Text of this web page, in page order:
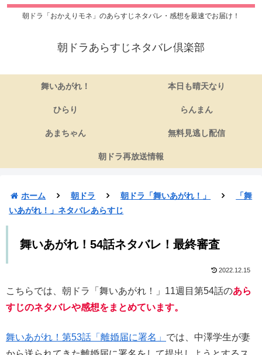
朝ドラ「おかえりモネ」のあらすじネタバレ・感想を最速でお届け！
朝ドラあらすじネタバレ倶楽部
舞いあがれ！ 本日も晴天なり
ひらり らんまん
あまちゃん 無料見逃し配信
朝ドラ再放送情報
ホーム 朝ドラ 朝ドラ「舞いあがれ！」
「舞
いあがれ！」ネタバレあらすじ
舞いあがれ！54話ネタバレ！最終審査
2022.12.15
こちらでは、朝ドラ「舞いあがれ！」11週目第54話のあら
すじのネタバレや感想をまとめています。
舞いあがれ！第53話「離婚届に署名」 では、中澤学生が妻